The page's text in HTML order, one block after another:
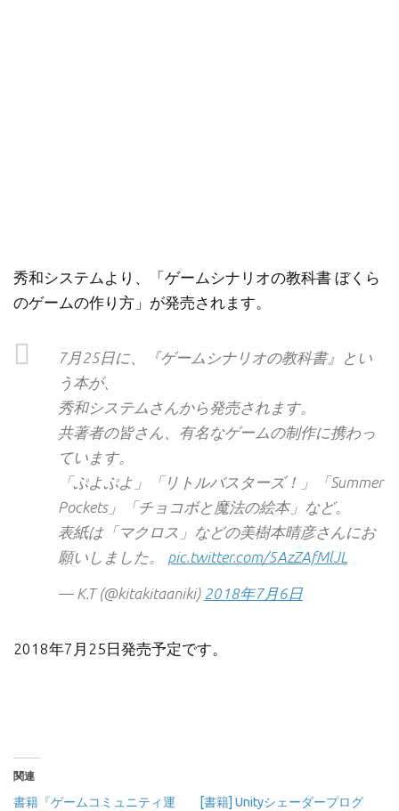
秀和システムより、「ゲームシナリオの教科書 ぼくら
のゲームの作り方」が発売されます。
7月25日に、『ゲームシナリオの教科書』とい
う本が、
秀和システムさんから発売されます。
共著者の皆さん、有名なゲームの制作に携わっ
ています。
「ぷよぷよ」「リトルバスターズ！」「Summer
Pockets」「チョコボと魔法の絵本」など。
表紙は「マクロス」などの美樹本晴彦さんにお
願いしました。 pic.twitter.com/5AzZAfMlJL
— K.T (@kitakitaaniki) 2018年7月6日
2018年7月25日発売予定です。
関連
書籍『ゲームコミュニティ運
[書籍] Unityシェーダープログ